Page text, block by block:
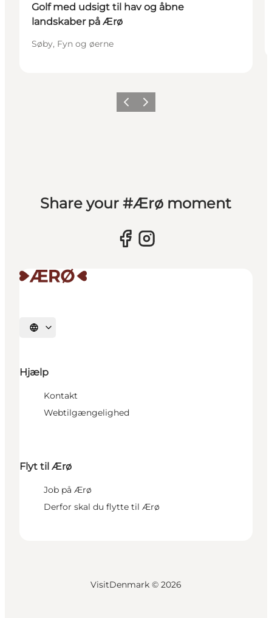
Golf med udsigt til hav og åbne
landskaber på Ærø
Søby, Fyn og øerne
ForrigeNæste
Share your #Ærø moment
Vælg sprog
Hjælp
Kontakt
Webtilgængelighed
Flyt til Ærø
Job på Ærø
Derfor skal du flytte til Ærø
VisitDenmark © 2026